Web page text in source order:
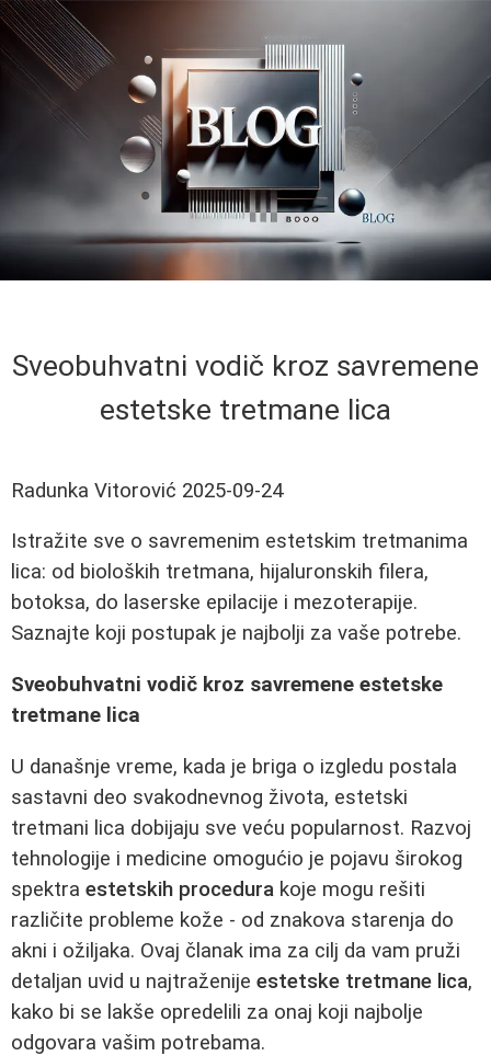
Sveobuhvatni vodič kroz savremene
estetske tretmane lica
Radunka Vitorović 2025-09-24
Istražite sve o savremenim estetskim tretmanima
lica: od bioloških tretmana, hijaluronskih filera,
botoksa, do laserske epilacije i mezoterapije.
Saznajte koji postupak je najbolji za vaše potrebe.
Sveobuhvatni vodič kroz savremene estetske
tretmane lica
U današnje vreme, kada je briga o izgledu postala
sastavni deo svakodnevnog života, estetski
tretmani lica dobijaju sve veću popularnost. Razvoj
tehnologije i medicine omogućio je pojavu širokog
spektra estetskih procedura koje mogu rešiti
različite probleme kože - od znakova starenja do
akni i ožiljaka. Ovaj članak ima za cilj da vam pruži
detaljan uvid u najtraženije estetske tretmane lica,
kako bi se lakše opredelili za onaj koji najbolje
odgovara vašim potrebama.